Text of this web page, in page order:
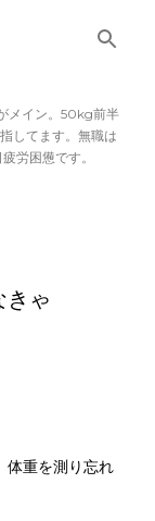
メ
ツ
メイン。50kg前半
してます。無職は
労困憊です。
きゃ
体重を測り忘れ